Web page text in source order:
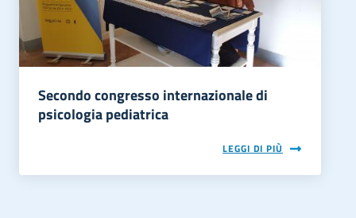
Secondo congresso internazionale di
psicologia pediatrica
LEGGI DI PIÙ